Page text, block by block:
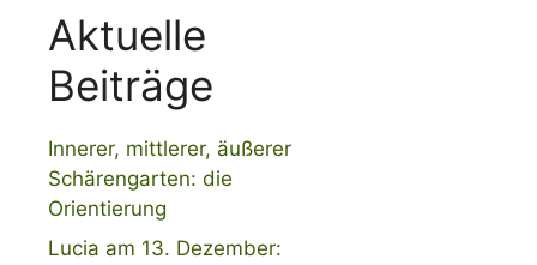
Aktuelle
Beiträge
Innerer, mittlerer, äußerer
Schärengarten: die
Orientierung
Lucia am 13. Dezember: